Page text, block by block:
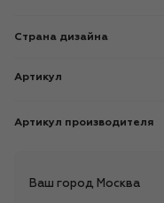
Страна дизайна
Артикул
Артикул производителя
Ваш город Москва